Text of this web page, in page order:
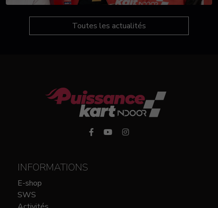
Toutes les actualités
INFORMATIONS
E-shop
SWS